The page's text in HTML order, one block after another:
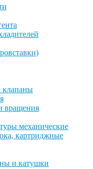
клапаны
вращения
механические
картриджные
и катушки